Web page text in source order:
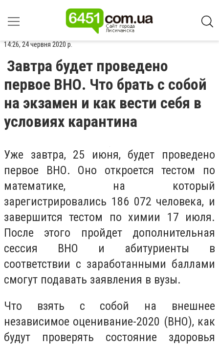
14:26, 24 червня 2020 р.
Завтра будет проведено
первое ВНО. Что брать с собой
на экзамен и как вести себя в
условиях карантина
Уже завтра, 25 июня, будет проведено
первое ВНО. Оно откроется тестом по
математике, на который
зарегистрировались 186 072 человека, и
завершится тестом по химии 17 июля.
После этого пройдет дополнительная
сессия ВНО и абитуриенты в
соответствии с заработанными баллами
смогут подавать заявления в вузы.
Что взять с собой на внешнее
независимое оценивание-2020 (ВНО), как
будут проверять состояние здоровья